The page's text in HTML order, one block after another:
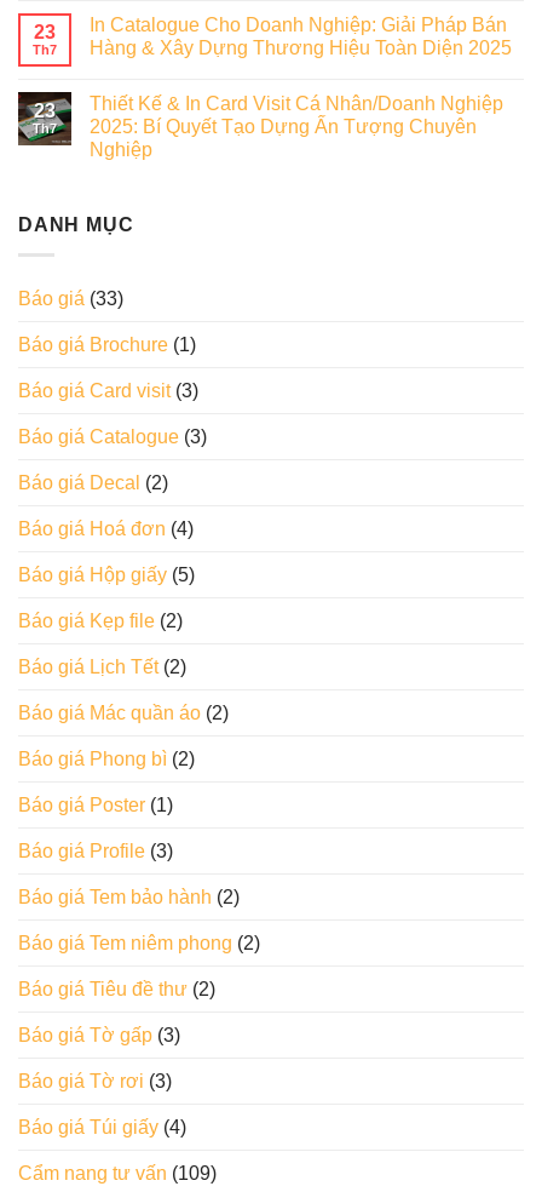
23
Th7
In Catalogue Cho Doanh Nghiệp: Giải Pháp Bán
Hàng & Xây Dựng Thương Hiệu Toàn Diện 2025
23
Th7
Thiết Kế & In Card Visit Cá Nhân/Doanh Nghiệp
2025: Bí Quyết Tạo Dựng Ấn Tượng Chuyên
Nghiệp
DANH MỤC
Báo giá (33)
Báo giá Brochure (1)
Báo giá Card visit(3)
Báo giá Catalogue (3)
Báo giá Decal (2)
Báo giá Hoá đơn (4)
Báo giá Hộp giấy (5)
Báo giá Kẹp file (2)
Báo giá Lịch Tết(2)
Báo giá Mác quần áo (2)
Báo giá Phong bì (2)
Báo giá Poster (1)
Báo giá Profile (3)
Báo giá Tem bảo hành (2)
Báo giá Tem niêm phong (2)
Báo giá Tiêu đề thư (2)
Báo giá Tờ gấp (3)
Báo giá Tờ rơi (3)
Báo giá Túi giấy (4)
Cẩm nang tư vấn (109)